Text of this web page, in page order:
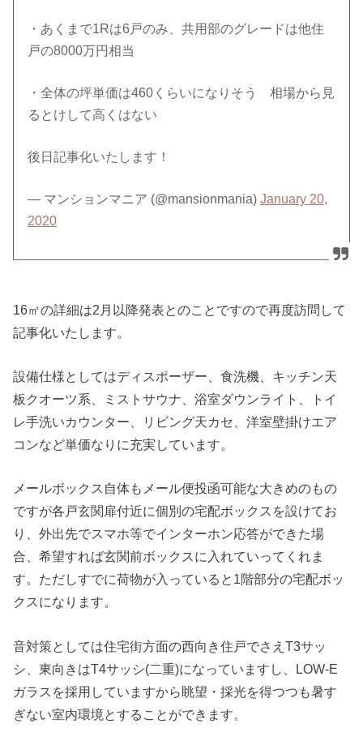
・あくまで1Rは6戸のみ、共用部のグレードは他住
戸の8000万円相当
・全体の坪単価は460くらいになりそう 相場から見
るとけして高くはない
後日記事化いたします！
— マンションマニア (@mansionmania)January 20,
2020
16㎡の詳細は2月以降発表とのことですので再度訪問して
記事化いたします。
設備仕様としてはディスポーザー、食洗機、キッチン天
板クオーツ系、ミストサウナ、浴室ダウンライト、トイ
レ手洗いカウンター、リビング天カセ、洋室壁掛けエア
コンなど単価なりに充実しています。
メールボックス自体もメール便投函可能な大きめのもの
ですが各戸玄関扉付近に個別の宅配ボックスを設けてお
り、外出先でスマホ等でインターホン応答ができた場
合、希望すれば玄関前ボックスに入れていってくれま
す。ただしすでに荷物が入っていると1階部分の宅配ボッ
クスになります。
音対策としては住宅街方面の西向き住戸でさえT3サッ
シ、東向きはT4サッシ(二重)になっていますし、LOW-E
ガラスを採用していますから眺望・採光を得つつも暑す
ぎない室内環境とすることができます。